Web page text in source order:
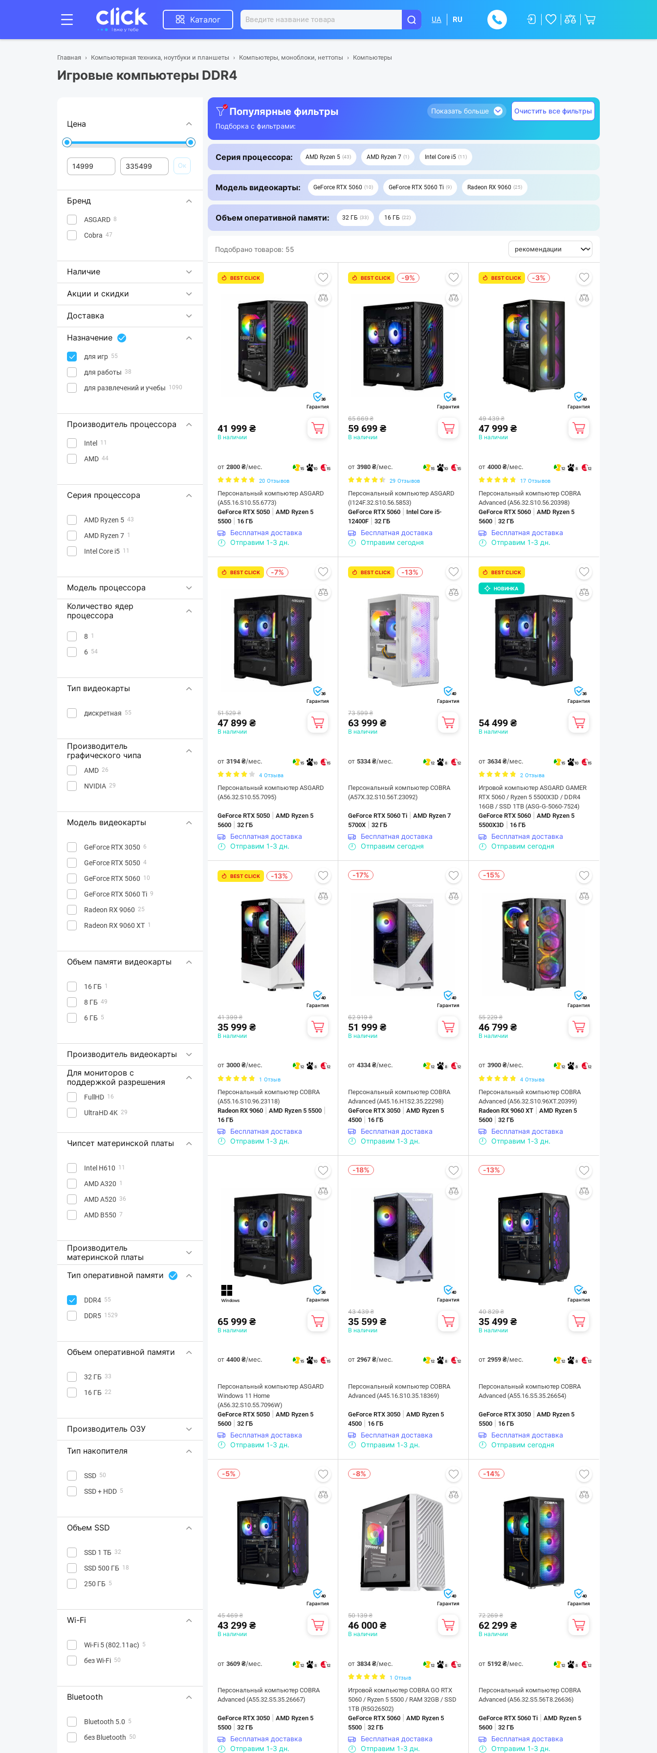
Каталог UA RU
Главная Компьютерная техника, ноутбуки и планшеты Компьютеры, моноблоки, неттопы Компьютеры
Игровые компьютеры DDR4
Цена
Ок
Бренд
ASGARD 8
Cobra 47
Наличие
Акции и скидки
Доставка
Назначение
для игр 55
для работы 38
для развлечений и учебы 1090
Производитель процессора
Intel 11
AMD 44
Серия процессора
AMD Ryzen 5 43
AMD Ryzen 7 1
Intel Core i5 11
Модель процессора
Количество ядер
процессора
8 1
6 54
Тип видеокарты
дискретная 55
Производитель
графического чипа
AMD 26
NVIDIA 29
Модель видеокарты
GeForce RTX 3050 6
GeForce RTX 5050 4
GeForce RTX 5060 10
GeForce RTX 5060 Ti 9
Radeon RX 9060 25
Radeon RX 9060 XT 1
Объем памяти видеокарты
16 ГБ 1
8 ГБ 49
6 ГБ 5
Производитель видеокарты
Для мониторов с
поддержкой разрешения
FullHD 16
UltraHD 4K 29
Чипсет материнской платы
Intel H610 11
AMD A320 1
AMD A520 36
AMD B550 7
Производитель
материнской платы
Тип оперативной памяти
DDR4 55
DDR5 1529
Объем оперативной памяти
32 ГБ 33
16 ГБ 22
Производитель ОЗУ
Тип накопителя
SSD 50
SSD + HDD 5
Объем SSD
SSD 1 ТБ 32
SSD 500 ГБ 18
250 ГБ 5
Wi-Fi
Wi-Fi 5 (802.11ac) 5
без Wi-Fi 50
Bluetooth
Bluetooth 5.0 5
без Bluetooth 50
Популярные фильтры
Подборка с фильтрами:
Показать больше Очистить все фильтры
Серия процессора: AMD Ryzen 5 43 AMD Ryzen 7 1 Intel Core i5 11
Модель видеокарты: GeForce RTX 5060 10 GeForce RTX 5060 Ti 9 Radeon RX 9060 25
Объем оперативной памяти: 32 ГБ 33 16 ГБ 22
Подобрано товаров: 55
BEST CLICK
36
Гарантия
41 999 ₴
В наличии
от 2800 ₴/мес. 15 10 15
20 Отзывов
Персональный компьютер ASGARD
(A55.16.S10.55.6773)
GeForce RTX 5050
AMD Ryzen 5
5500
16 ГБ
Бесплатная доставка
Отправим 1-3 дн.
BEST CLICK -9%
36
Гарантия
65 669 ₴
59 699 ₴
В наличии
от3980 ₴/мес. 15 10 15
29 Отзывов
Персональный компьютер ASGARD
(I124F.32.S10.56.5853)
GeForce RTX 5060
Intel Core i5-
12400F |32 ГБ
Бесплатная доставка
Отправим сегодня
BEST CLICK -3%
40
Гарантия
49 439 ₴
47 999 ₴
В наличии
от4000 ₴/мес. 12 8 12
17 Отзывов
Персональный компьютер COBRA
Advanced (A56.32.S10.56.20398)
GeForce RTX 5060 |AMD Ryzen 5
5600 |32 ГБ
Бесплатная доставка
Отправим 1-3 дн.
BEST CLICK -7%
36
Гарантия
51 529 ₴
47 899 ₴
В наличии
от 3194 ₴/мес. 15 10 15
4 Отзыва
Персональный компьютер ASGARD
(A56.32.S10.55.7095)
GeForce RTX 5050
AMD Ryzen 5
5600
32 ГБ
Бесплатная доставка
Отправим 1-3 дн.
BEST CLICK -13%
40
Гарантия
73 599 ₴
63 999 ₴
В наличии
от5334 ₴/мес. 12 8 12
Персональный компьютер COBRA
(A57X.32.S10.56T.23092)
GeForce RTX 5060 Ti |AMD Ryzen 7
5700X |32 ГБ
Бесплатная доставка
Отправим сегодня
BEST CLICK
НОВИНКА
36
Гарантия
54 499 ₴
В наличии
от3634 ₴/мес. 15 10 15
2 Отзыва
Игровой компьютер ASGARD GAMER
RTX 5060 / Ryzen 5 5500X3D / DDR4
16GB / SSD 1TB (ASG-G-5060-7524)
GeForce RTX 5060 |AMD Ryzen 5
5500X3D
16 ГБ
Бесплатная доставка
Отправим сегодня
BEST CLICK -13%
40
Гарантия
41 399 ₴
35 999 ₴
В наличии
от 3000 ₴/мес. 12 8 12
1 Отзыв
Персональный компьютер COBRA
(A55.16.S10.96.23118)
Radeon RX 9060
AMD Ryzen 5 5500
16 ГБ
Бесплатная доставка
Отправим 1-3 дн.
-17%
40
Гарантия
62 919 ₴
51 999 ₴
В наличии
от4334 ₴/мес. 12 8 12
Персональный компьютер COBRA
Advanced (A45.16.H1S2.35.22298)
GeForce RTX 3050 |AMD Ryzen 5
4500
16 ГБ
Бесплатная доставка
Отправим 1-3 дн.
-15%
40
Гарантия
55 229 ₴
46 799 ₴
В наличии
от3900 ₴/мес. 12 8 12
4 Отзыва
Персональный компьютер COBRA
Advanced (A56.32.S10.96XT.20399)
Radeon RX 9060 XT |AMD Ryzen 5
5600 |32 ГБ
Бесплатная доставка
Отправим 1-3 дн.
36
Гарантия
65 999 ₴
В наличии
от 4400 ₴/мес. 15 10 15
Персональный компьютер ASGARD
Windows 11 Home
(A56.32.S10.55.7096W)
GeForce RTX 5050
AMD Ryzen 5
5600
32 ГБ
Бесплатная доставка
Отправим 1-3 дн.
-18%
40
Гарантия
43 439 ₴
35 599 ₴
В наличии
от2967 ₴/мес. 12 8 12
Персональный компьютер COBRA
Advanced (A45.16.S10.35.18369)
GeForce RTX 3050 |AMD Ryzen 5
4500
16 ГБ
Бесплатная доставка
Отправим 1-3 дн.
-13%
40
Гарантия
40 829 ₴
35 499 ₴
В наличии
от2959 ₴/мес. 12 8 12
Персональный компьютер COBRA
Advanced (A55.16.S5.35.26654)
GeForce RTX 3050 |AMD Ryzen 5
5500
16 ГБ
Бесплатная доставка
Отправим сегодня
-5%
40
Гарантия
45 469 ₴
43 299 ₴
В наличии
от 3609 ₴/мес. 12 8 12
Персональный компьютер COBRA
Advanced (A55.32.S5.35.26667)
GeForce RTX 3050
AMD Ryzen 5
5500
32 ГБ
Бесплатная доставка
Отправим 1-3 дн.
-8%
40
Гарантия
50 139 ₴
46 000 ₴
В наличии
от3834 ₴/мес. 12 8 12
1 Отзыв
Игровой компьютер COBRA GO RTX
5060 / Ryzen 5 5500 / RAM 32GB / SSD
1TB (R5G26502)
GeForce RTX 5060 |AMD Ryzen 5
5500 |32 ГБ
Бесплатная доставка
Отправим 1-3 дн.
-14%
40
Гарантия
72 269 ₴
62 299 ₴
В наличии
от5192 ₴/мес. 12 8 12
Персональный компьютер COBRA
Advanced (A56.32.S5.56T8.26636)
GeForce RTX 5060 Ti |AMD Ryzen 5
5600 |32 ГБ
Бесплатная доставка
Отправим 1-3 дн.